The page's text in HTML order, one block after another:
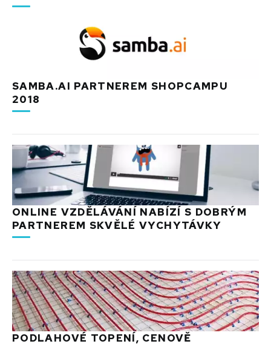
SAMBA.AI PARTNEREM SHOPCAMPU
2018
ONLINE VZDĚLÁVÁNÍ NABÍZÍ S DOBRÝM
PARTNEREM SKVĚLÉ VYCHYTÁVKY
PODLAHOVÉ TOPENÍ, CENOVĚ